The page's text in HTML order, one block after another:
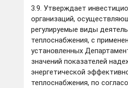
3.9. Утверждает
организаций,
регулируемые виды
теплоснабжения, с
установленных
значений показателей
энергетической
теплоснабжения, по